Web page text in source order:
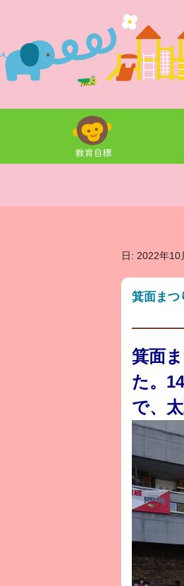
日: 2022年10
箕面ま
箕面
た。
で、